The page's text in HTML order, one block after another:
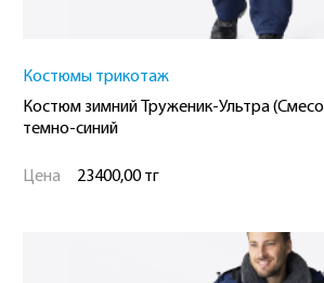
Костюмы трикотаж
Костюм зимний Труженик-Ультра
темно-синий
Цена 23400,00 тг